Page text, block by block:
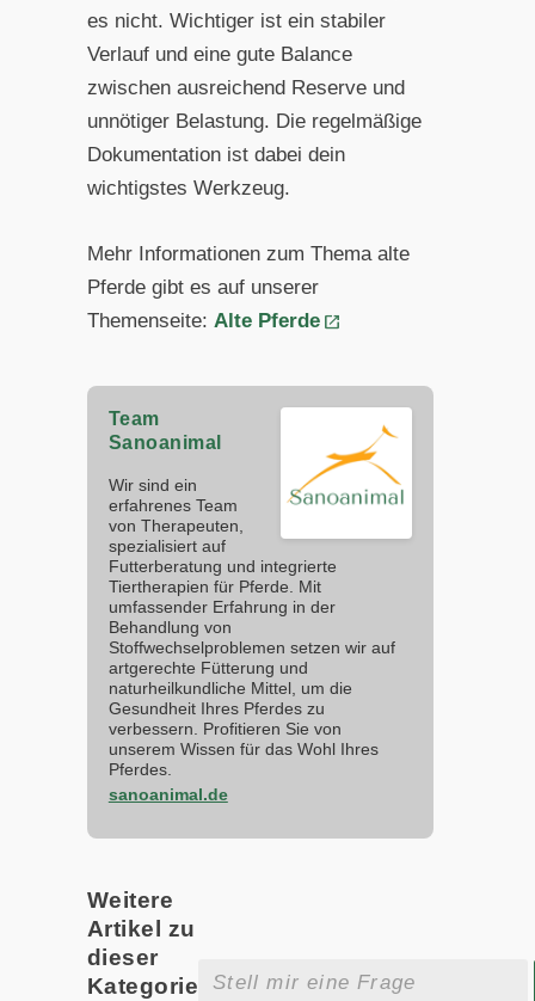
es nicht. Wichtiger ist ein stabiler
Verlauf und eine gute Balance
zwischen ausreichend Reserve und
unnötiger Belastung. Die regelmäßige
Dokumentation ist dabei dein
wichtigstes Werkzeug.
Mehr Informationen zum Thema alte
Pferde gibt es auf unserer
Themenseite: Alte Pferde
Team
Sanoanimal
Wir sind ein
erfahrenes Team
von Therapeuten,
spezialisiert auf
Futterberatung und integrierte
Tiertherapien für Pferde. Mit
umfassender Erfahrung in der
Behandlung von
Stoffwechselproblemen setzen wir auf
artgerechte Fütterung und
naturheilkundliche Mittel, um die
Gesundheit Ihres Pferdes zu
verbessern. Profitieren Sie von
unserem Wissen für das Wohl Ihres
Pferdes.
sanoanimal.de
Weitere
Artikel zu
dieser
Kategorie